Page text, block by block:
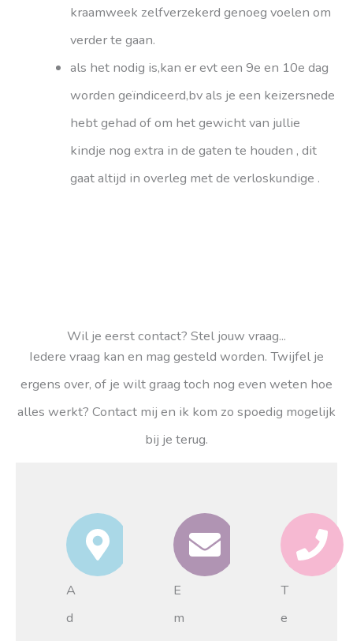
kraamweek zelfverzekerd genoeg voelen om
verder te gaan.
als het nodig is,kan er evt een 9e en 10e dag
worden geïndiceerd,bv als je een keizersnede
hebt gehad of om het gewicht van jullie
kindje nog extra in de gaten te houden , dit
gaat altijd in overleg met de verloskundige .
Wil je eerst contact? Stel jouw vraag...
Iedere vraag kan en mag gesteld worden. Twijfel je
ergens over, of je wilt graag toch nog even weten hoe
alles werkt? Contact mij en ik kom zo spoedig mogelijk
bij je terug.
A
d
E
m
T
e